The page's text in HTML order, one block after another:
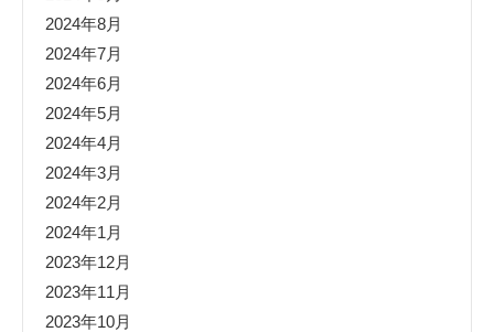
2024年8月
2024年7月
2024年6月
2024年5月
2024年4月
2024年3月
2024年2月
2024年1月
2023年12月
2023年11月
2023年10月